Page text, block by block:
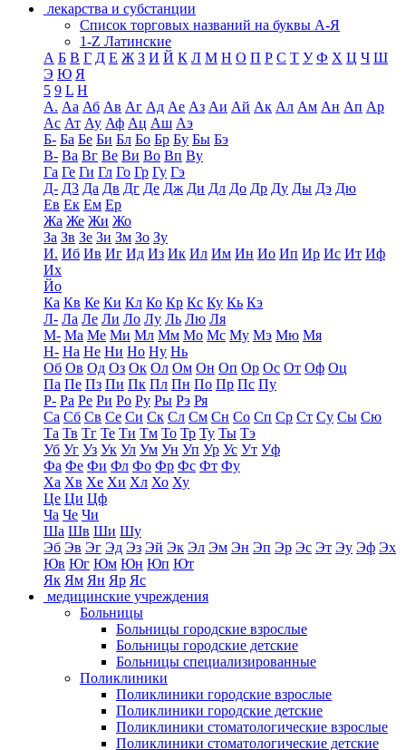
лекарства и субстанции
Список торговых названий на буквы А-Я
1-Z Латинские
А Б В Г Д Е Ж З И Й К Л М Н О П Р С Т У Ф Х Ц Ч Ш
Э Ю Я
5 9 L H
А. Аа Аб Ав Аг Ад Ае Аз Аи Ай Ак Ал Ам Ан Ап Ар
Ас Ат Ау Аф Ац Аш Аэ
Б- Ба Бе Би Бл Бо Бр Бу Бы Бэ
В- Ва Вг Ве Ви Во Вп Ву
Га Ге Ги Гл Го Гр Гу Гэ
Д- Д3 Да Дв Дг Де Дж Ди Дл До Др Ду Ды Дэ Дю
Ев Ек Ем Ер
Жа Же Жи Жо
За Зв Зе Зи Зм Зо Зу
И. Иб Ив Иг Ид Из Ик Ил Им Ин Ио Ип Ир Ис Ит Иф
Их
Йо
Ка Кв Ке Ки Кл Ко Кр Кс Ку Кь Кэ
Л- Ла Ле Ли Ло Лу Ль Лю Ля
М- Ма Ме Ми Мл Мм Мо Мс Му Мэ Мю Мя
Н- На Не Ни Но Ну Нь
Об Ов Од Оз Ок Ол Ом Он Оп Ор Ос От Оф Оц
Па Пе Пз Пи Пк Пл Пн По Пр Пс Пу
Р- Ра Ре Ри Ро Ру Ры Рэ Ря
Са Сб Св Се Си Ск Сл См Сн Со Сп Ср Ст Су Сы Сю
Та Тв Тг Те Ти Тм То Тр Ту Ты Тэ
Уб Уг Уз Ук Ул Ум Ун Уп Ур Ус Ут Уф
Фа Фе Фи Фл Фо Фр Фс Фт Фу
Ха Хв Хе Хи Хл Хо Ху
Це Ци Цф
Ча Че Чи
Ша Шв Ши Шу
Эб Эв Эг Эд Эз Эй Эк Эл Эм Эн Эп Эр Эс Эт Эу Эф Эх
Юв Юг Юм Юн Юп Ют
Як Ям Ян Яр Яс
медицинские учреждения
Больницы
Больницы городские взрослые
Больницы городские детские
Больницы специализированные
Поликлиники
Поликлиники городские взрослые
Поликлиники городские детские
Поликлиники стоматологические взрослые
Поликлиники стоматологические детские